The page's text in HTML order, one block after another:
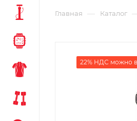
Главная — Каталог
22% НДС можно